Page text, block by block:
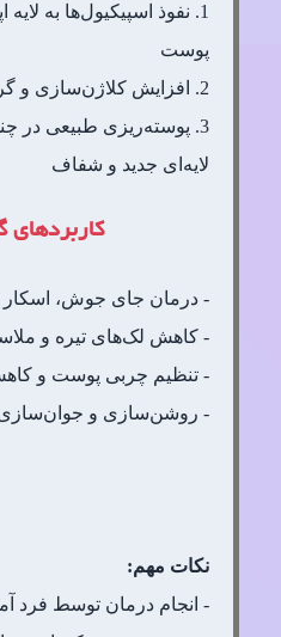
1. نفوذ اسپیکیول‌ها به
پوست
2. افزایش کلاژن‌سازی و گردش خون
3. پوسته‌ریزی طبیعی در
لایه‌ای جدید و شفاف
کاربردهای
- درمان جای جوش، اسکار و
- کاهش لک‌های تیره و
- تنظیم چربی پوست و
- روشن‌سازی و
نکات مهم:
- انجام درمان توسط فرد